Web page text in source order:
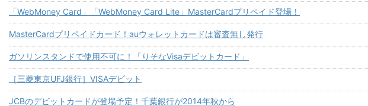
「WebMoney Card」「WebMoney Card Lite」MasterCardプリペイド登場！
MasterCardプリペイドカード！auウォレットカードは審査無し発行
ガソリンスタンドで使用不可に！「りそなVisaデビットカード」
［三菱東京UFJ銀行］VISAデビット
JCBのデビットカードが登場予定！千葉銀行が2014年秋から